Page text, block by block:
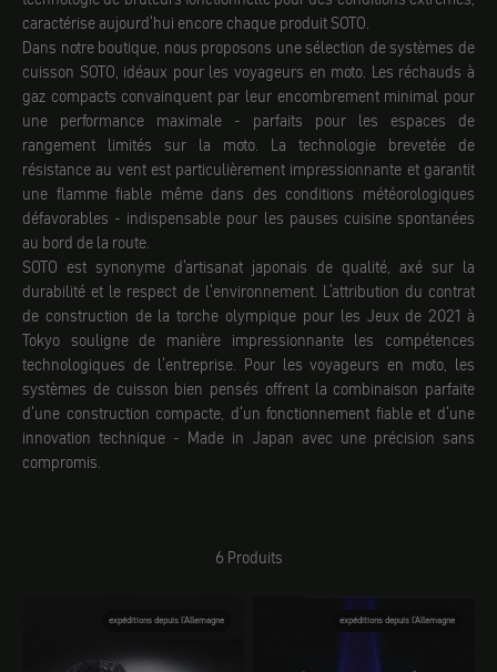
caractérise aujourd'hui encore chaque produit SOTO.
Dans notre boutique, nous proposons une sélection de systèmes de
cuisson SOTO, idéaux pour les voyageurs en moto. Les réchauds à
gaz compacts convainquent par leur encombrement minimal pour
une performance maximale - parfaits pour les espaces de
rangement limités sur la moto. La technologie brevetée de
résistance au vent est particulièrement impressionnante et garantit
une flamme fiable même dans des conditions météorologiques
défavorables - indispensable pour les pauses cuisine spontanées
au bord de la route.
SOTO est synonyme d'artisanat japonais de qualité, axé sur la
durabilité et le respect de l'environnement. L'attribution du contrat
de construction de la torche olympique pour les Jeux de 2021 à
Tokyo souligne de manière impressionnante les compétences
technologiques de l'entreprise. Pour les voyageurs en moto, les
systèmes de cuisson bien pensés offrent la combinaison parfaite
d'une construction compacte, d'un fonctionnement fiable et d'une
innovation technique - Made in Japan avec une précision sans
compromis.
6 Produits
expéditions depuis l'Allemagne expéditions depuis l'Allemagne